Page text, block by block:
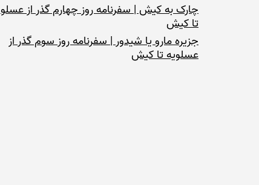
چارک به کیش | سفرنامه روز چهارم گذر از عسلو
تا کیش
جزیره مارو یا شیدور | سفرنامه روز سوم گذر از
عسلویه تا کیش